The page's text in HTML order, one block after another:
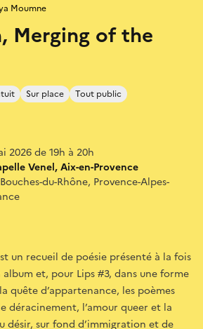
Merging of the
Sur place
Tout public
2026 de 19h à 20h
Venel, Aix-en-Provence
du-Rhône, Provence-Alpes-
Moumne
un recueil de poésie présenté à la fois
et, pour Lips #3, dans une forme
quête d’appartenance, les poèmes
déracinement, l’amour queer et la
désir, sur fond d’immigration et de